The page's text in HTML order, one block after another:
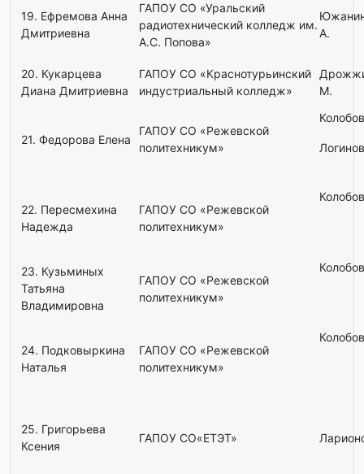
19. Ефремова Анна
Дмитриевна
ГАПОУ СО «Уральский
радиотехнический колледж им.
А.С. Попова»
А.
20. Кукарцева
Диана Дмитриевна
ГАПОУ СО «Краснотурьинский
индустриальный колледж»
М.
21. Федорова Елена
ГАПОУ СО «Режевской
политехникум»
22. Пересмехина
Надежда
ГАПОУ СО «Режевской
политехникум»
23. Кузьминых
Татьяна
Владимировна
ГАПОУ СО «Режевской
политехникум»
24. Подковыркина
Наталья
ГАПОУ СО «Режевской
политехникум»
25. Григорьева
Ксения
ГАПОУ СО«ЕТЭТ»